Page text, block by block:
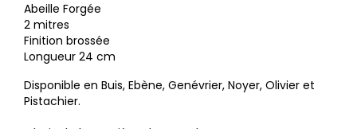
Abeille Forgée
2 mitres
Finition brossée
Longueur 24 cm
Disponible en Buis, Ebène, Genévrier, Noyer, Olivier et
Pistachier.